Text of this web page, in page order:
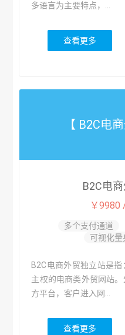
多语言为主要特点，...
查看更多
【 B2C电
B2C电
￥9980
多个支付通道
可视化量
B2C电商外贸独立站是
主权的电商类外贸网站
方平台，客户进入网...
查看更多